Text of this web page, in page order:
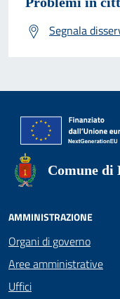
Segnala
Comune di
AMMINISTRAZIONE
Organi di governo
Aree amministrative
Uffici